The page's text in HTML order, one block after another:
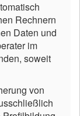
Rechnern
Daten und
im
soweit
von